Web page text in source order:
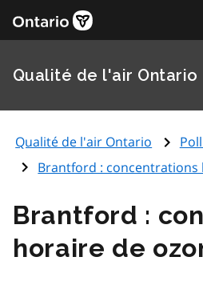
Qualité de l'air Ontario
Qualité de l'air Ontario
Brantford : concentrations
Brantford :
horaire de